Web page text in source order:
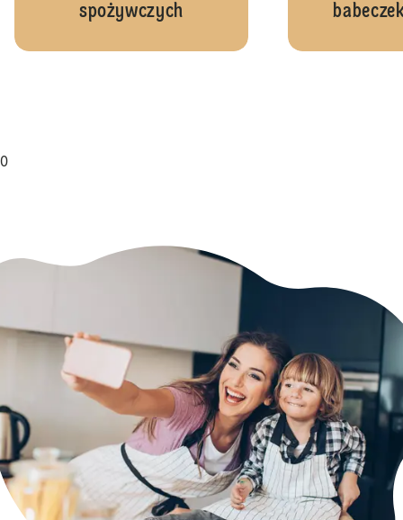
spożywczych
0